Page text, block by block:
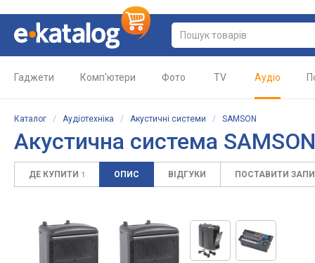
Гаджети Комп'ютери Фото TV Аудіо
Каталог / Аудіотехніка / Акустичні системи / SAMSON
Акустична система
ДЕ КУПИТИ 1 ОПИС ВІДГУКИ ПОСТАВИТИ